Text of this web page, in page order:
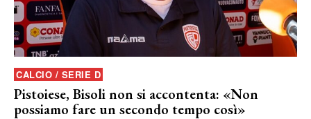
CALCIO / SERIE D
Pistoiese, Bisoli non si accontenta: «Non
possiamo fare un secondo tempo così»